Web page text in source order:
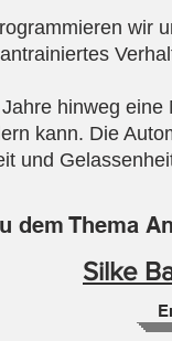
wir
hinweg
kann. Die
und
dem Thema
Silke